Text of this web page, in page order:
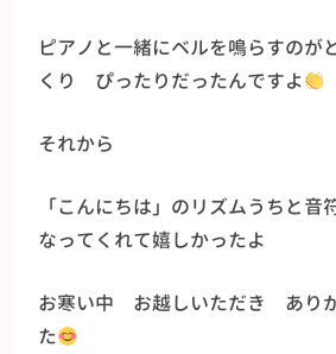
ピアノと一緒にベルを鳴らすのが
くり ぴったりだったんですよ
それから
「こんにちは」のリズムうちと音
なってくれて嬉しかったよ
お寒い中 お越しいただき あり
た